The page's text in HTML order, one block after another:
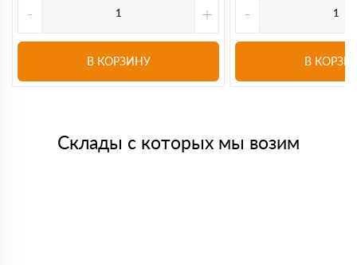
- +
В КОРЗИНУ
-
В
Склады с которых мы возим